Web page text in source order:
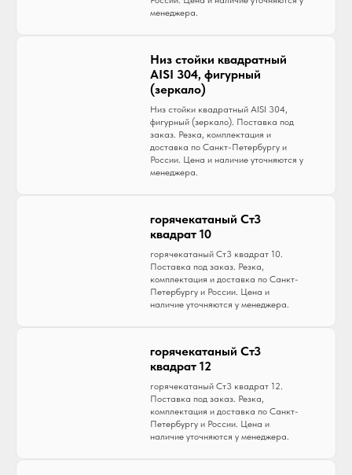
менеджера.
Низ стойки квадратный
AISI 304, фигурный
(зеркало)
Низ стойки квадратный AISI 304,
фигурный (зеркало). Поставка под
заказ. Резка, комплектация и
доставка по Санкт-Петербургу и
России. Цена и наличие уточняются у
менеджера.
горячекатаный Ст3
квадрат 10
горячекатаный Ст3 квадрат 10.
Поставка под заказ. Резка,
комплектация и доставка по Санкт-
Петербургу и России. Цена и
наличие уточняются у менеджера.
горячекатаный Ст3
квадрат 12
горячекатаный Ст3 квадрат 12.
Поставка под заказ. Резка,
комплектация и доставка по Санкт-
Петербургу и России. Цена и
наличие уточняются у менеджера.